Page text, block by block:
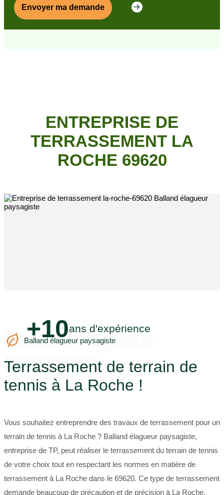
ENTREPRISE DE
TERRASSEMENT LA
ROCHE 69620
+10ans d'expérience
Balland élagueur paysagiste
Balland élagueur
paysagiste
Terrassement de terrain de
tennis à La Roche !
Vous souhaitez entreprendre des travaux de terrassement pour un
terrain de tennis à La Roche ? Balland élagueur paysagiste,
entreprise de TP, peut réaliser le terrassement du terrain de tennis
de votre choix tout en respectant les normes en matière de
terrassement à La Roche dans le 69620. Ce type de terrassement
demande beaucoup de précaution et de précision à La Roche.